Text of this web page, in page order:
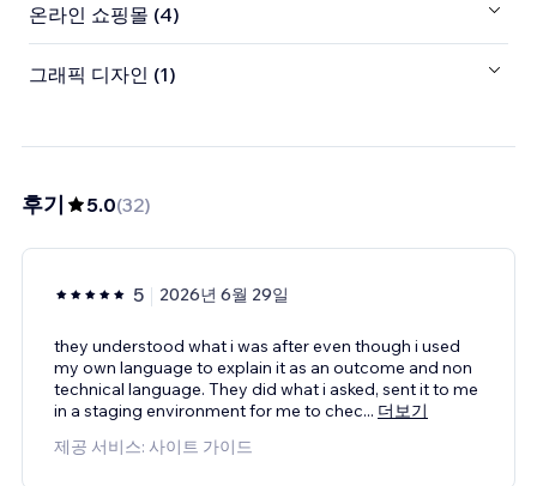
온라인 쇼핑몰 (4)
그래픽 디자인 (1)
후기 5.0(32)
5 2026년 6월 29일
they understood what i was after even though i used
my own language to explain it as an outcome and non
technical language. They did what i asked, sent it to me
in a staging environment for me to chec... 더보기
제공 서비스: 사이트 가이드